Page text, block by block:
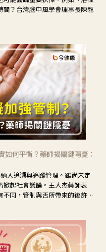
？台灣腦中風學會理事長陳龍
何平衡？藥師揭關鍵隱憂：
入追溯與追蹤管理。雖尚未定
起社會議論。王人杰藥師表
同，管制與否所帶來的後許影